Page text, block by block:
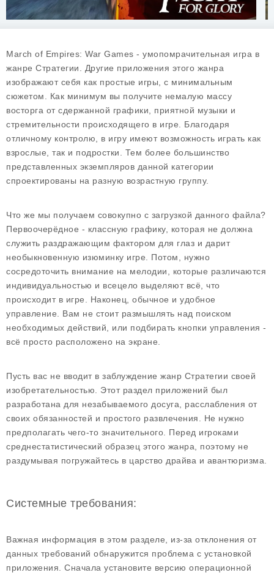
March of Empires: War Games - умопомрачительная игра в
жанре Стратегии. Другие приложения этого жанра
изображают себя как простые игры, с минимальным
сюжетом. Как минимум вы получите немалую массу
восторга от сдержанной графики, приятной музыки и
стремительности происходящего в игре. Благодаря
отличному контролю, в игру имеют возможность играть как
взрослые, так и подростки. Тем более большинство
представленных экземпляров данной категории
спроектированы на разную возрастную группу.
Что же мы получаем совокупно с загрузкой данного файла?
Первоочерёдное - классную графику, которая не должна
служить раздражающим фактором для глаз и дарит
необыкновенную изюминку игре. Потом, нужно
сосредоточить внимание на мелодии, которые различаются
индивидуальностью и всецело выделяют всё, что
происходит в игре. Наконец, обычное и удобное
управление. Вам не стоит размышлять над поиском
необходимых действий, или подбирать кнопки управления -
всё просто расположено на экране.
Пусть вас не вводит в заблуждение жанр Стратегии своей
изобретательностью. Этот раздел приложений был
разработана для незабываемого досуга, расслабления от
своих обязанностей и простого развлечения. Не нужно
предполагать чего-то значительного. Перед игроками
среднестатистический образец этого жанра, поэтому не
раздумывая погружайтесь в царство драйва и авантюризма.
Системные требования:
Важная информация в этом разделе, из-за отклонения от
данных требований обнаружится проблема с установкой
приложения. Сначала установите версию операционной